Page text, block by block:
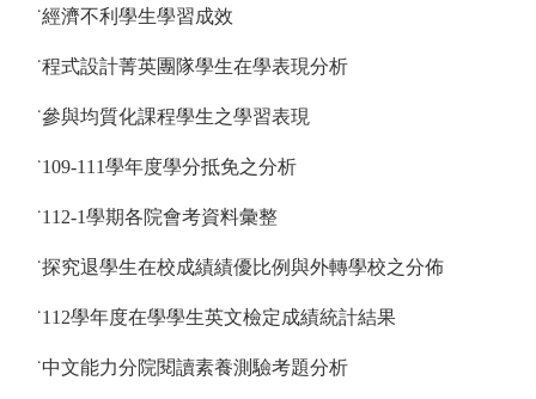
˙經濟不利學生學習成效
˙程式設計菁英團隊學生在學表現分析
˙參與均質化課程學生之學習表現
˙109-111學年度學分抵免之分析
˙112-1學期各院會考資料彙整
˙探究退學生在校成績績優比例與外轉學校之分佈
˙112學年度在學學生英文檢定成績統計結果
˙中文能力分院閱讀素養測驗考題分析